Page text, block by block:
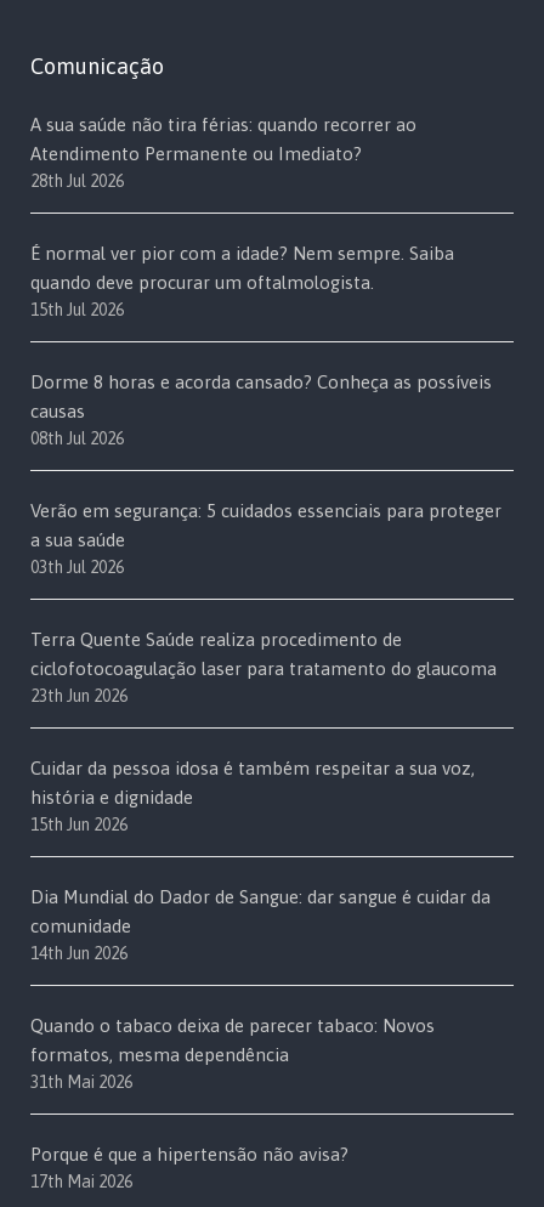
Comunicação
A sua saúde não tira férias: quando recorrer ao
Atendimento Permanente ou Imediato?
28th Jul 2026
É normal ver pior com a idade? Nem sempre. Saiba
quando deve procurar um oftalmologista.
15th Jul 2026
Dorme 8 horas e acorda cansado? Conheça as possíveis
causas
08th Jul 2026
Verão em segurança: 5 cuidados essenciais para proteger
a sua saúde
03th Jul 2026
Terra Quente Saúde realiza procedimento de
ciclofotocoagulação laser para tratamento do glaucoma
23th Jun 2026
Cuidar da pessoa idosa é também respeitar a sua voz,
história e dignidade
15th Jun 2026
Dia Mundial do Dador de Sangue: dar sangue é cuidar da
comunidade
14th Jun 2026
Quando o tabaco deixa de parecer tabaco: Novos
formatos, mesma dependência
31th Mai 2026
Porque é que a hipertensão não avisa?
17th Mai 2026